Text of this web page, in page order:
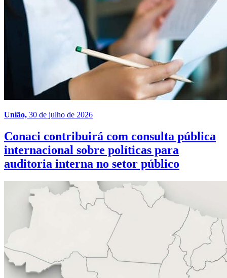
União, 30 de julho de 2026
Conaci contribuirá com consulta pública
internacional sobre políticas para
auditoria interna no setor público